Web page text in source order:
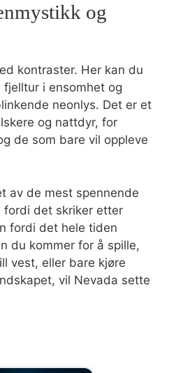
og
kontraster. Her kan du
i ensomhet og
neonlys. Det er et
og nattdyr, for
de som bare vil oppleve
av de mest spennende
fordi det skriker etter
fordi det hele tiden
du kommer for å spille,
vest, eller bare kjøre
vil Nevada sette